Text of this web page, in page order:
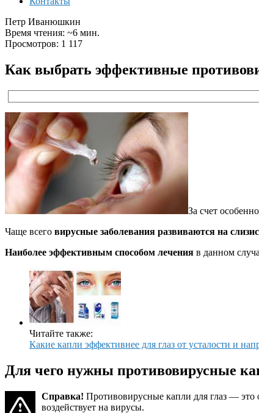
Петр Иванюшкин
Время чтения: ~6 мин.
Просмотров: 1 117
Как выбрать эффективные
За счет
Чаще всего вирусные заболевания развиваются на
Наиболее эффективным способом лечения в данном
Читайте также:
Какие капли эффективнее для глаз от усталости и
Для чего нужны противовирусные
Справка! Противовирусные капли для глаз — это
воздействует на вирусы.